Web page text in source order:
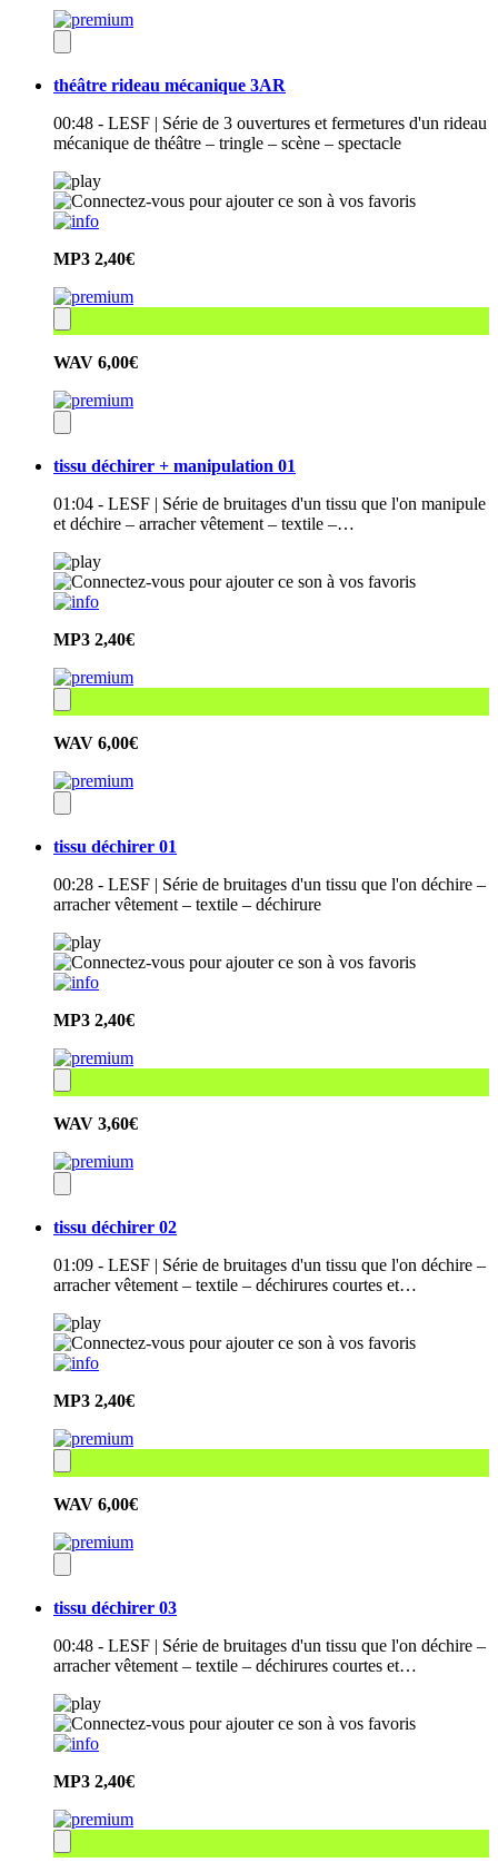
théâtre rideau mécanique 3AR
00:48 - LESF | Série de 3 ouvertures et fermetures d'un rideau
mécanique de théâtre – tringle – scène – spectacle
MP3 2,40€
WAV 6,00€
tissu déchirer + manipulation 01
01:04 - LESF | Série de bruitages d'un tissu que l'on manipule
et déchire – arracher vêtement – textile –…
MP3 2,40€
WAV 6,00€
tissu déchirer 01
00:28 - LESF | Série de bruitages d'un tissu que l'on déchire –
arracher vêtement – textile – déchirure
MP3 2,40€
WAV 3,60€
tissu déchirer 02
01:09 - LESF | Série de bruitages d'un tissu que l'on déchire –
arracher vêtement – textile – déchirures courtes et…
MP3 2,40€
WAV 6,00€
tissu déchirer 03
00:48 - LESF | Série de bruitages d'un tissu que l'on déchire –
arracher vêtement – textile – déchirures courtes et…
MP3 2,40€